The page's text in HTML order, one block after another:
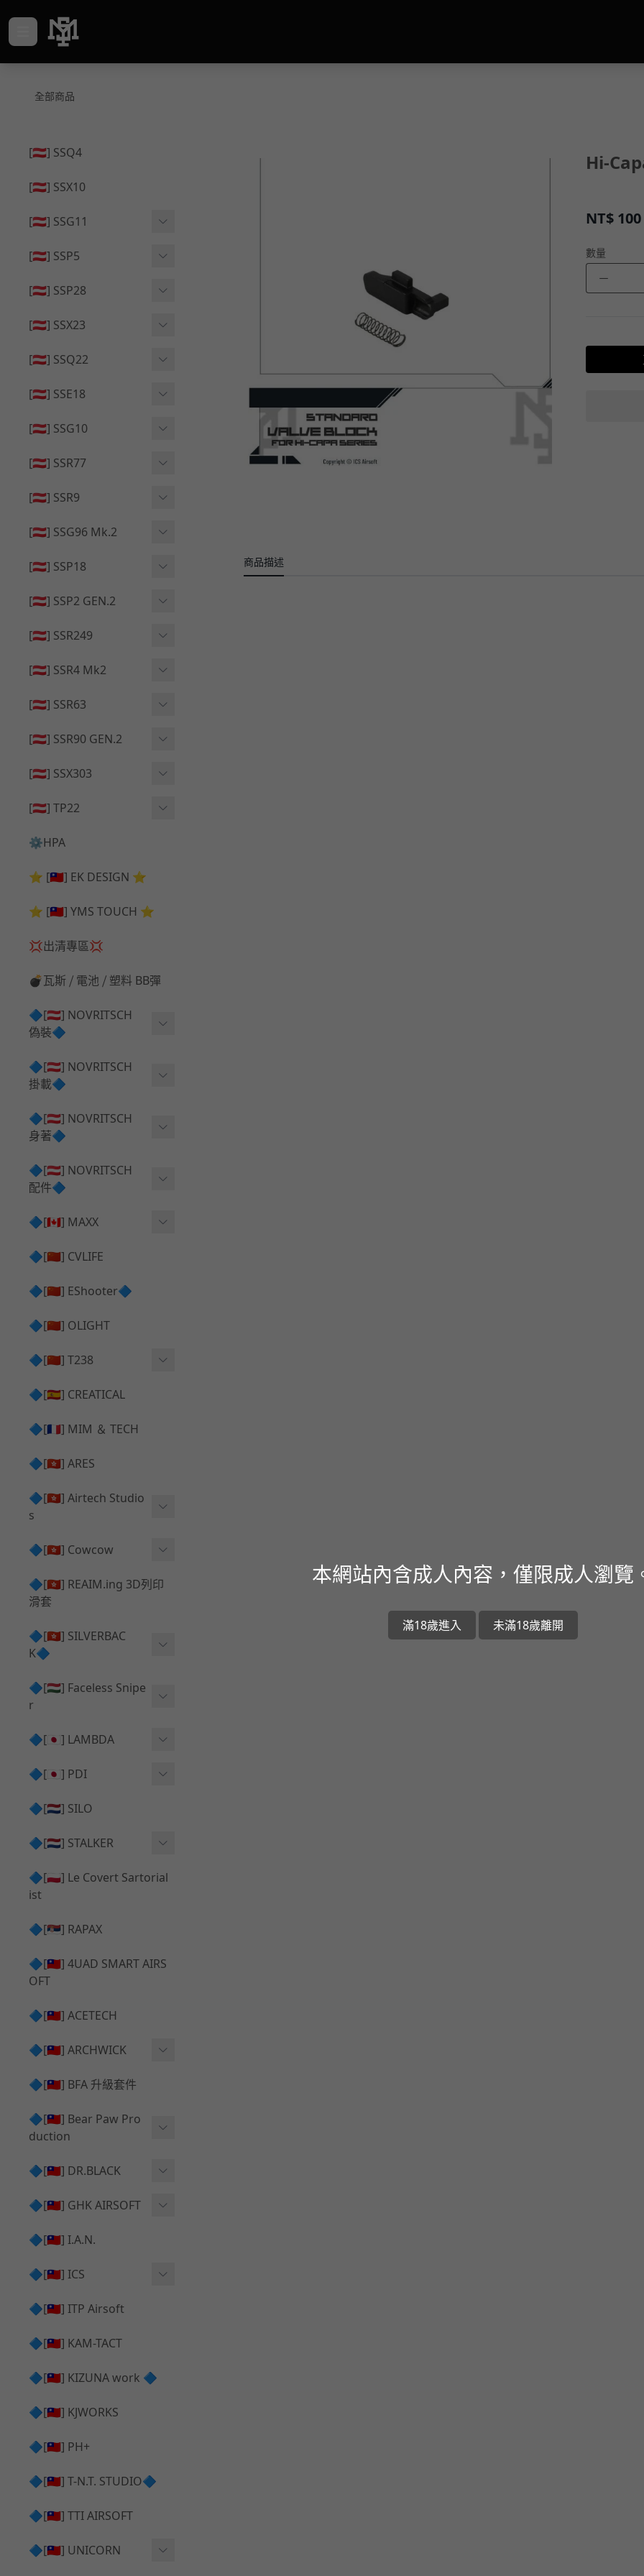
全部商品
[🇦🇹] SSQ4
[🇦🇹] SSX10
[🇦🇹] SSG11
🔄 原廠 ⧸ 零件
[🇦🇹] SSP5
🔄 原廠 ⧸ 零件
[🇦🇹] SSP28
🔄 原廠 ⧸ 零件
[🇦🇹] SSX23
🟦 主體 ⧸ 彈匣
[🇦🇹] SSQ22
🟦 主體 ⧸ 彈匣
[🇦🇹] SSE18
👁️‍🗨️ 外觀 ⧸ 色彩
[🇦🇹] SSG10
🟦 主體 ⧸ 彈匣
[🇦🇹] SSR77
🟦 主體 ⧸ 彈匣
[🇦🇹] SSR9
👁️‍🗨️ 外觀 ⧸ 色彩
[🇦🇹] SSG96 Mk.2
🆙 升級 ⧸ 部件
[🇦🇹] SSP18
👁️‍🗨️ 外觀 ⧸ 色彩
[🇦🇹] SSP2 GEN.2
🔄 原廠 ⧸ 零件
[🇦🇹] SSR249
🟦 主體 ⧸ 彈匣
[🇦🇹] SSR4 Mk2
🟦 主體 ⧸ 彈匣
[🇦🇹] SSR63
🆙 升級 ⧸ 部件
[🇦🇹] SSR90 GEN.2
🆙 升級 ⧸ 部件
[🇦🇹] SSX303
🔄 原廠 ⧸ 零件
🆙 升級 ⧸ 部件
[🇦🇹] TP22
🔄 原廠 ⧸ 零件
🆙 升級 ⧸ 部件
⚙️HPA
⭐ [🇹🇼] EK DESIGN ⭐
⭐ [🇹🇼] YMS TOUCH ⭐
💢出清專區💢
💣瓦斯 ⧸ 電池 ⧸ 塑料 BB彈
🔷[🇦🇹] NOVRITSCH
偽裝🔷
上衣夾克 ⧸ Jacket
兜帽 ⧸ Hood
手持 裝備 ⧸ 偽裝
披肩 ⧸ Shoulder Piece
onie
🔷[🇦🇹] NOVRITSCH
掛載🔷
AR ⧸ DMR 彈匣用
SMG ⧸ SSR90 彈匣用
腰包 ⧸ 萬用包
HPA 氣瓶袋 ⧸ 水袋包
手槍 彈匣用
🔷[🇦🇹] NOVRITSCH
身著🔷
闊邊帽 ⧸ Boonie Hat
戰術背心+前掛 ⧸ Plate Car
rier+Flap
tlebelt
護目鏡 ⧸ 除霧器
腰帶 ⧸ 腿掛
🔷[🇦🇹] NOVRITSCH
配件🔷
✅ 快拔槍套 ⧸ 槍背帶
✅ 槍架 ⧸ 訓練靶具 ⧸ 工具
🔷[🇨🇦] MAXX
AEG 活塞頭 ⧸ AEG Piston
HOP座 ⧸ HOP-UP
競速扳機 ⧸ Speed Trigger
彈匣釋放鈕 ⧸ Mag Releas
推嘴 ⧸ Nozzle
🔷[🇨🇳] CVLIFE
🔷[🇨🇳] EShooter🔷
🔷[🇨🇳] OLIGHT
🔷[🇨🇳] T238
電子扳機
發光器
🔷[🇪🇸] CREATICAL
🔷[🇫🇷] MIM ＆ TECH
🔷[🇭🇰] ARES
🔷[🇭🇰] Airtech Studio
s
VFC
G＆G
Krytac
KWA
Tokyo Marui
PROWIN
MAXX
SILVERBACK SRS
🔷[🇭🇰] Cowcow
TM Glock 系列
Action Army AAP01 系列
UMAREX VFC 系列
KWA⧸KSC系列
🔷[🇭🇰] REAIM.ing 3D列印
滑套
🔷[🇭🇰] SILVERBAC
K🔷
SRS ⧸ HTI 🟦 主體 ⧸ 彈匣
✅ 碳纖管 ⧸ 彈簧
TAC-41 👁️‍🗨️ 外觀 ⧸ 色彩
MDR-X 🟦 主體 ⧸ 彈匣
✅ 通用 ⧸ 精品
MDR-X 🔄 原廠 ⧸ 零件
TAC-41 🔄 原廠 ⧸ 零件
🔷[🇭🇺] Faceless Snipe
r
Mk23 ⧸ SSX23
SRS ⧸ HTI ⧸ TAC-41
🔷[🇯🇵] LAMBDA
Lambda 05 GBB 精密內管
Lambda 03 AEG 精密內管
Lambda 05 AEG 精密內管
🔷[🇯🇵] PDI
01 精密內管
05 精密內管
08 精密內管
🔷[🇳🇱] SILO
🔷[🇳🇱] STALKER
Action Army AAP01 升級
套件
HOP膠皮 ⧸ 下壓塊
件
[夢神⧸Morpheus] 不鏽鋼
內管
套件
[夢神⧸Morpheus] 碳鋼 內
管
🔷[🇵🇱] Le Covert Sartorial
ist
🔷[🇷🇸] RAPAX
🔷[🇹🇼] 4UAD SMART AIRS
OFT
🔷[🇹🇼] ACETECH
🔷[🇹🇼] ARCHWICK
衝鋒套件 Convertion Kit
MWS 升級組件
B＆T APC9 系列產品
B＆T SPR300系列產品
HOP膠皮
🔷[🇹🇼] BFA 升級套件
🔷[🇹🇼] Bear Paw Pro
duction
T-5000
🔷[🇹🇼] DR.BLACK
Hi-capa 彈匣外觀
維護保養
Hi-capa 上半外觀
Hi-capa 內部升級
🔷[🇹🇼] GHK AIRSOFT
AR ⧸ M4 GBB 原廠零件
AKM V3 主體 ＆ 原廠零件
G5 原廠零件
G17 GEN.3 原廠零件
AR ⧸ M4 GBB 升級套件
🔷[🇹🇼] I.A.N.
🔷[🇹🇼] ICS
Hi-Capa 維修零件
ICS 成槍
🔷[🇹🇼] ITP Airsoft
🔷[🇹🇼] KAM-TACT
🔷[🇹🇼] KIZUNA work 🔷
🔷[🇹🇼] KJWORKS
🔷[🇹🇼] PH+
🔷[🇹🇼] T-N.T. STUDIO🔷
🔷[🇹🇼] TTI AIRSOFT
🔷[🇹🇼] UNICORN
Hi-
NT$ 100
數量
－
商品描述
本網站內含成人內容，僅限成人瀏覽
滿18歲進入 未滿18歲離開